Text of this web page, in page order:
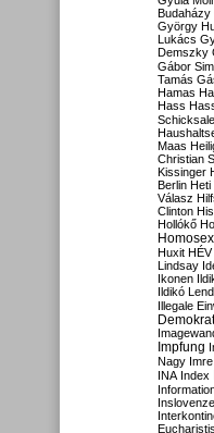
Budaházy
György
Lukács
Demszky
Gábor
Tamás
Hamas
Hass
Schicksale
Maas
Christian
Kissinger
Berlin Heti
Válasz
Clinton
Hollókő
Huxit HÉV
Lindsay
Ikonen
Ildikó
Illegale
Impfung
Nagy
INA Index